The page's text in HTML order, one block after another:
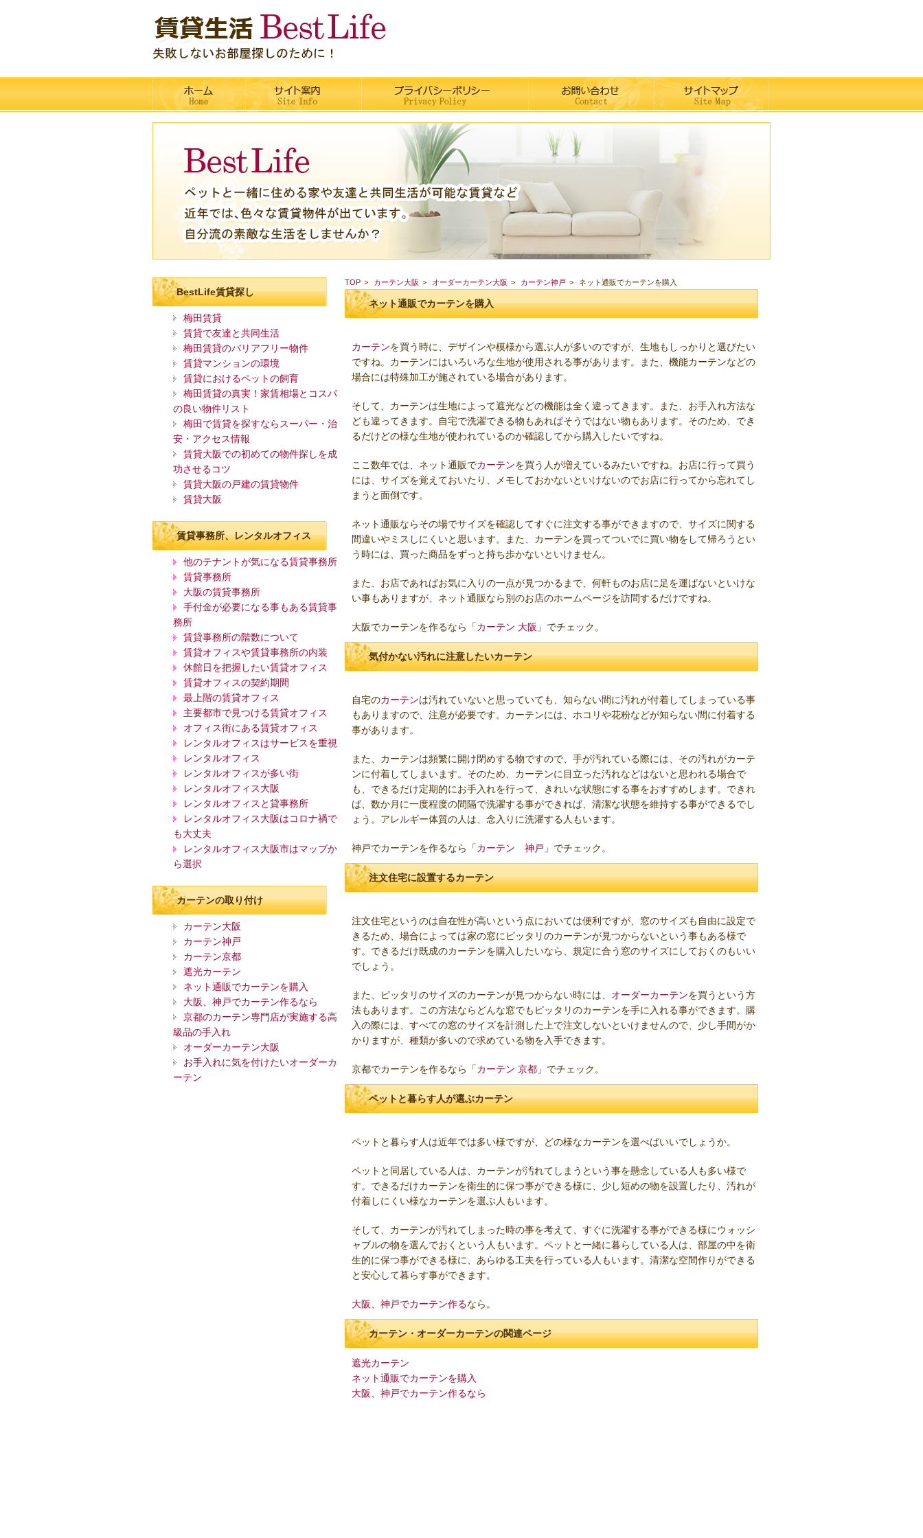
TOP カーテン大阪 オーダーカーテン大阪 カーテン神戸 ネット通販でカーテンを購入
ネット通販でカーテンを購入
カーテンを買う時に、デザインや模様から選ぶ人が多いのですが、生地もしっかりと選びたい
ですね。カーテンにはいろいろな生地が使用される事があります。また、機能カーテンなどの
場合には特殊加工が施されている場合があります。
そして、カーテンは生地によって遮光などの機能は全く違ってきます。また、お手入れ方法な
ども違ってきます。自宅で洗濯できる物もあればそうではない物もあります。そのため、でき
るだけどの様な生地が使われているのか確認してから購入したいですね。
ここ数年では、ネット通販でカーテンを買う人が増えているみたいですね。お店に行って買う
には、サイズを覚えておいたり、メモしておかないといけないのでお店に行ってから忘れてし
まうと面倒です。
ネット通販ならその場でサイズを確認してすぐに注文する事ができますので、サイズに関する
間違いやミスしにくいと思います。また、カーテンを買ってついでに買い物をして帰ろうとい
う時には、買った商品をずっと持ち歩かないといけません。
また、お店であればお気に入りの一点が見つかるまで、何軒ものお店に足を運ばないといけな
い事もありますが、ネット通販なら別のお店のホームページを訪問するだけですね。
大阪でカーテンを作るなら「カーテン 大阪 」でチェック。
気付かない汚れに注意したいカーテン
自宅のカーテンは汚れていないと思っていても、知らない間に汚れが付着してしまっている事
もありますので、注意が必要です。カーテンには、ホコリや花粉などが知らない間に付着する
事があります。
また、カーテンは頻繁に開け閉めする物ですので、手が汚れている際には、その汚れがカーテ
ンに付着してしまいます。そのため、カーテンに目立った汚れなどはないと思われる場合で
も、できるだけ定期的にお手入れを行って、きれいな状態にする事をおすすめします。できれ
ば、数か月に一度程度の間隔で洗濯する事ができれば、清潔な状態を維持する事ができるでし
ょう。アレルギー体質の人は、念入りに洗濯する人もいます。
神戸でカーテンを作るなら「カーテン 神戸 」でチェック。
注文住宅に設置するカーテン
注文住宅というのは自在性が高いという点においては便利ですが、窓のサイズも自由に設定で
きるため、場合によっては家の窓にピッタリのカーテンが見つからないという事もある様で
す。できるだけ既成のカーテンを購入したいなら、規定に合う窓のサイズにしておくのもいい
でしょう。
また、ピッタリのサイズのカーテンが見つからない時には、 オーダーカーテンを買うという方
法もあります。この方法ならどんな窓でもピッタリのカーテンを手に入れる事ができます。購
入の際には、すべての窓のサイズを計測した上で注文しないといけませんので、少し手間がか
かりますが、種類が多いので求めている物を入手できます。
京都でカーテンを作るなら「カーテン 京都 」でチェック。
ペットと暮らす人が選ぶカーテン
ペットと暮らす人は近年では多い様ですが、どの様なカーテンを選べばいいでしょうか。
ペットと同居している人は、カーテンが汚れてしまうという事を懸念している人も多い様で
す。できるだけカーテンを衛生的に保つ事ができる様に、少し短めの物を設置したり、汚れが
付着しにくい様なカーテンを選ぶ人もいます。
そして、カーテンが汚れてしまった時の事を考えて、すぐに洗濯する事ができる様にウォッシ
ャブルの物を選んでおくという人もいます。ペットと一緒に暮らしている人は、部屋の中を衛
生的に保つ事ができる様に、あらゆる工夫を行っている人もいます。清潔な空間作りができる
と安心して暮らす事ができます。
大阪、神戸でカーテン作るなら。
カーテン・オーダーカーテンの関連ページ
遮光カーテン
ネット通販でカーテンを購入
大阪、神戸でカーテン作るなら
BestLife賃貸探し
梅田賃貸
賃貸で友達と共同生活
梅田賃貸のバリアフリー物件
賃貸マンションの環境
賃貸におけるペットの飼育
梅田賃貸の真実！家賃相場とコスパ
の良い物件リスト
梅田で賃貸を探すならスーパー・治
安・アクセス情報
賃貸大阪での初めての物件探しを成
功させるコツ
賃貸大阪の戸建の賃貸物件
賃貸大阪
賃貸事務所、レンタルオフィス
他のテナントが気になる賃貸事務所
賃貸事務所
大阪の賃貸事務所
手付金が必要になる事もある賃貸事
務所
賃貸事務所の階数について
賃貸オフィスや賃貸事務所の内装
休館日を把握したい賃貸オフィス
賃貸オフィスの契約期間
最上階の賃貸オフィス
主要都市で見つける賃貸オフィス
オフィス街にある賃貸オフィス
レンタルオフィスはサービスを重視
レンタルオフィス
レンタルオフィスが多い街
レンタルオフィス大阪
レンタルオフィスと貸事務所
レンタルオフィス大阪はコロナ禍で
も大丈夫
レンタルオフィス大阪市はマップか
ら選択
カーテンの取り付け
カーテン大阪
カーテン神戸
カーテン京都
遮光カーテン
ネット通販でカーテンを購入
大阪、神戸でカーテン作るなら
京都のカーテン専門店が実施する高
級品の手入れ
オーダーカーテン大阪
お手入れに気を付けたいオーダーカ
ーテン